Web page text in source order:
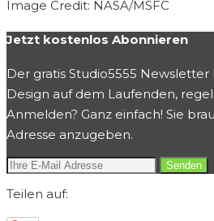
Image Credit: NASA/MSFC
Jetzt kostenlos Abonnieren
Der gratis Studio5555
Design auf dem Laufenden,
Anmelden? Ganz einfach! Sie
Adresse anzugeben.
Teilen auf: